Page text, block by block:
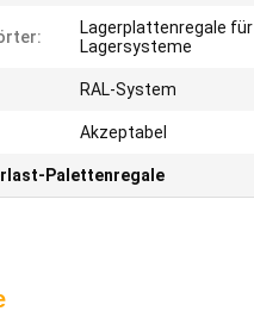
Lagerplattenregale für
Lagersysteme
RAL-System
Akzeptabel
Palettenregale